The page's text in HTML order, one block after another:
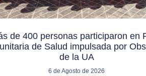
de 400 personas participaron en
de Salud impulsada por
de la UA
6 de Agosto de 2026